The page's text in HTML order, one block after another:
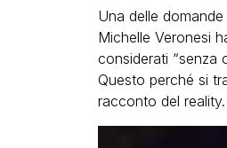
Una delle
Michelle Veronesi
considerati “senza
Questo perché si
racconto del reality.